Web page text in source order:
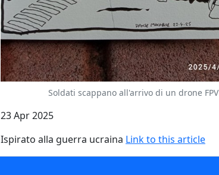
Soldati scappano all'arrivo di un drone FPV
23 Apr 2025
Ispirato alla guerra ucraina Link to this article